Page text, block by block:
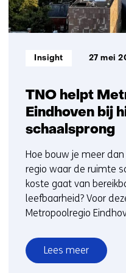
TNO helpt
Eindhoven bij
schaalsprong
Informatietype:
Insight 27 mei
Hoe bouw je meer
regio waar de ruimte
koste gaat van
leefbaarheid? Voor
Metropoolregio
Lees meer
over